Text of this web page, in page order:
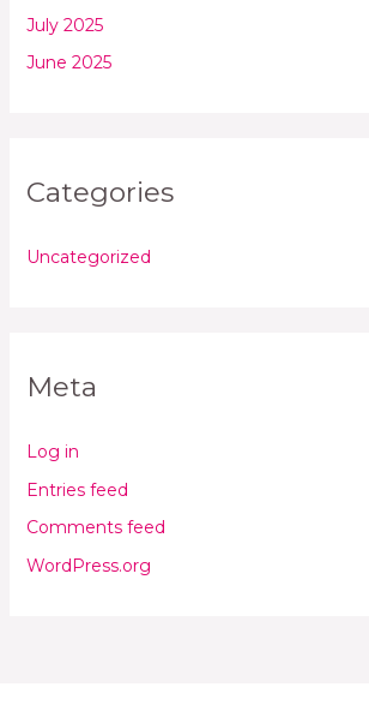
July 2025
June 2025
Categories
Uncategorized
Meta
Log in
Entries feed
Comments feed
WordPress.org